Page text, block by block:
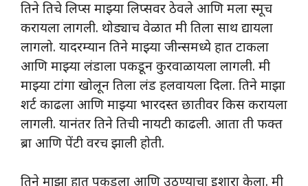
तिने तिचे लिप्स माझ्या लिप्सवर ठेवले आणि मला स्मूच
करायला लागली. थोड्याच वेळात मी तिला साथ द्यायला
लागलो. यादरम्यान तिने माझ्या जीन्समध्ये हात टाकला
आणि माझ्या लंडाला पकडून कुरवाळायला लागली. मी
माझ्या टांगा खोलून तिला लंड हलवायला दिला. तिने माझा
शर्ट काढला आणि माझ्या भारदस्त छातीवर किस करायला
लागली. यानंतर तिने तिची नायटी काढली. आता ती फक्त
ब्रा आणि पेंटी वरच झाली होती.